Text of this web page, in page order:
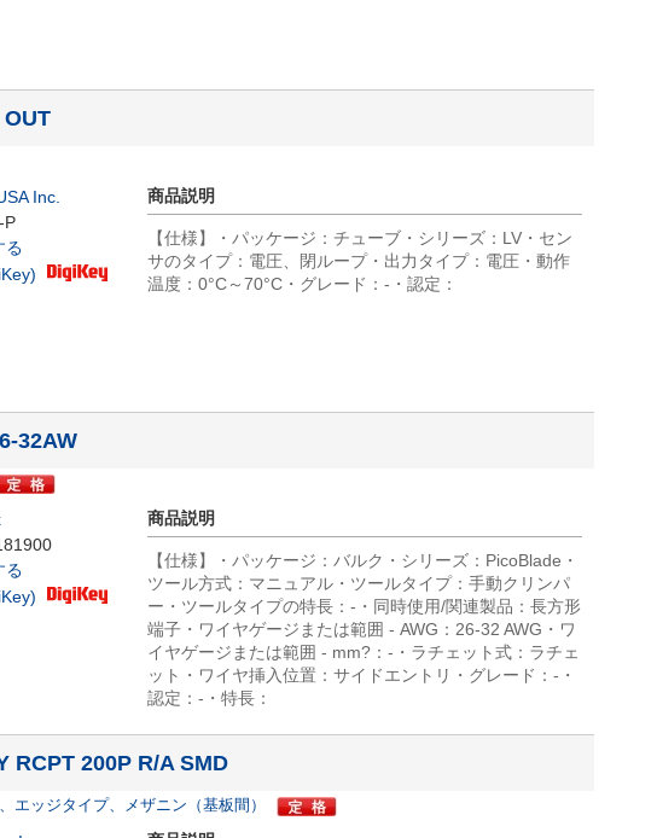
OUT
Inc.
P
る
商品説明
【仕様】・パッケージ：チューブ・シリーズ：LV・セン
サのタイプ：電圧、閉ループ・出力タイプ：電圧・動作
温度：0°C～70°C・グレード：-・認定：
32AW
る
商品説明
【仕様】・パッケージ：バルク・シリーズ：PicoBlade・
ツール方式：マニュアル・ツールタイプ：手動クリンパ
ー・ツールタイプの特長：-・同時使用/関連製品：長方形
端子・ワイヤゲージまたは範囲 - AWG：26-32 AWG・ワ
イヤゲージまたは範囲 - mm?：-・ラチェット式：ラチェ
ット・ワイヤ挿入位置：サイドエントリ・グレード：-・
認定：-・特長：
RCPT 200P R/A SMD
エッジタイプ、メザニン（基板間）